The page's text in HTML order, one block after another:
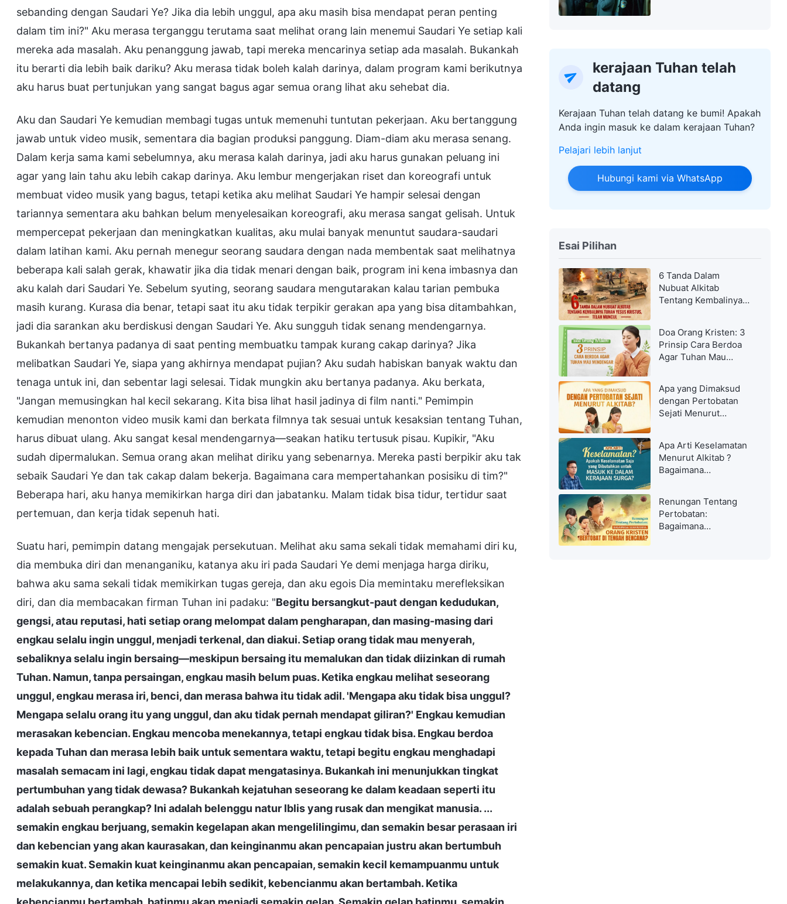
sebanding dengan Saudari Ye? Jika dia lebih unggul, apa aku masih bisa mendapat peran penting
dalam tim ini?" Aku merasa terganggu terutama saat melihat orang lain menemui Saudari Ye setiap kali
mereka ada masalah. Aku penanggung jawab, tapi mereka mencarinya setiap ada masalah. Bukankah
itu berarti dia lebih baik dariku? Aku merasa tidak boleh kalah darinya, dalam program kami berikutnya
aku harus buat pertunjukan yang sangat bagus agar semua orang lihat aku sehebat dia.
Aku dan Saudari Ye kemudian membagi tugas untuk memenuhi tuntutan pekerjaan. Aku bertanggung
jawab untuk video musik, sementara dia bagian produksi panggung. Diam-diam aku merasa senang.
Dalam kerja sama kami sebelumnya, aku merasa kalah darinya, jadi aku harus gunakan peluang ini
agar yang lain tahu aku lebih cakap darinya. Aku lembur mengerjakan riset dan koreografi untuk
membuat video musik yang bagus, tetapi ketika aku melihat Saudari Ye hampir selesai dengan
tariannya sementara aku bahkan belum menyelesaikan koreografi, aku merasa sangat gelisah. Untuk
mempercepat pekerjaan dan meningkatkan kualitas, aku mulai banyak menuntut saudara-saudari
dalam latihan kami. Aku pernah menegur seorang saudara dengan nada membentak saat melihatnya
beberapa kali salah gerak, khawatir jika dia tidak menari dengan baik, program ini kena imbasnya dan
aku kalah dari Saudari Ye. Sebelum syuting, seorang saudara mengutarakan kalau tarian pembuka
masih kurang. Kurasa dia benar, tetapi saat itu aku tidak terpikir gerakan apa yang bisa ditambahkan,
jadi dia sarankan aku berdiskusi dengan Saudari Ye. Aku sungguh tidak senang mendengarnya.
Bukankah bertanya padanya di saat penting membuatku tampak kurang cakap darinya? Jika
melibatkan Saudari Ye, siapa yang akhirnya mendapat pujian? Aku sudah habiskan banyak waktu dan
tenaga untuk ini, dan sebentar lagi selesai. Tidak mungkin aku bertanya padanya. Aku berkata,
"Jangan memusingkan hal kecil sekarang. Kita bisa lihat hasil jadinya di film nanti." Pemimpin
kemudian menonton video musik kami dan berkata filmnya tak sesuai untuk kesaksian tentang Tuhan,
harus dibuat ulang. Aku sangat kesal mendengarnya—seakan hatiku tertusuk pisau. Kupikir, "Aku
sudah dipermalukan. Semua orang akan melihat diriku yang sebenarnya. Mereka pasti berpikir aku tak
sebaik Saudari Ye dan tak cakap dalam bekerja. Bagaimana cara mempertahankan posisiku di tim?"
Beberapa hari, aku hanya memikirkan harga diri dan jabatanku. Malam tidak bisa tidur, tertidur saat
pertemuan, dan kerja tidak sepenuh hati.
Suatu hari, pemimpin datang mengajak persekutuan. Melihat aku sama sekali tidak memahami diri ku,
dia membuka diri dan menanganiku, katanya aku iri pada Saudari Ye demi menjaga harga diriku,
bahwa aku sama sekali tidak memikirkan tugas gereja, dan aku egois Dia memintaku merefleksikan
diri, dan dia membacakan firman Tuhan ini padaku: "Begitu bersangkut-paut dengan kedudukan,
gengsi, atau reputasi, hati setiap orang melompat dalam pengharapan, dan masing-masing dari
engkau selalu ingin unggul, menjadi terkenal, dan diakui. Setiap orang tidak mau menyerah,
sebaliknya selalu ingin bersaing—meskipun bersaing itu memalukan dan tidak diizinkan di rumah
Tuhan. Namun, tanpa persaingan, engkau masih belum puas. Ketika engkau melihat seseorang
unggul, engkau merasa iri, benci, dan merasa bahwa itu tidak adil. 'Mengapa aku tidak bisa unggul?
Mengapa selalu orang itu yang unggul, dan aku tidak pernah mendapat giliran?' Engkau kemudian
merasakan kebencian. Engkau mencoba menekannya, tetapi engkau tidak bisa. Engkau berdoa
kepada Tuhan dan merasa lebih baik untuk sementara waktu, tetapi begitu engkau menghadapi
masalah semacam ini lagi, engkau tidak dapat mengatasinya. Bukankah ini menunjukkan tingkat
pertumbuhan yang tidak dewasa? Bukankah kejatuhan seseorang ke dalam keadaan seperti itu
adalah sebuah perangkap? Ini adalah belenggu natur Iblis yang rusak dan mengikat manusia. ...
semakin engkau berjuang, semakin kegelapan akan mengelilingimu, dan semakin besar perasaan iri
dan kebencian yang akan kaurasakan, dan keinginanmu akan pencapaian justru akan bertumbuh
semakin kuat. Semakin kuat keinginanmu akan pencapaian, semakin kecil kemampuanmu untuk
melakukannya, dan ketika mencapai lebih sedikit, kebencianmu akan bertambah. Ketika
kerajaan Tuhan telah
datang
Kerajaan Tuhan telah datang ke bumi! Apakah
Anda ingin masuk ke dalam kerajaan Tuhan?
Pelajari lebih lanjut
Hubungi kami via WhatsApp
Esai Pilihan
6 Tanda Dalam
Nubuat Alkitab
Tentang Kembalinya
Doa Orang Kristen: 3
Prinsip Cara Berdoa
Agar Tuhan Mau
Apa yang Dimaksud
dengan Pertobatan
Sejati Menurut
Apa Arti Keselamatan
Menurut Alkitab ?
Bagaimana
Kerajaan Surga?
Renungan Tentang
Pertobatan:
Bagaimana